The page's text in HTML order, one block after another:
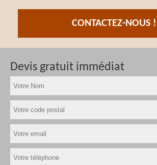
CONTACTEZ-NOUS !
Devis gratuit immédiat